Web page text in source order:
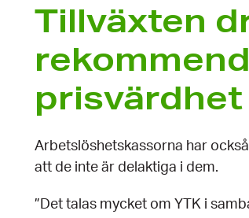
Tillväxten
prisvärdhet
Arbetslöshetskassorna har
att de inte är delaktiga i dem.
”Det talas mycket om YTK i